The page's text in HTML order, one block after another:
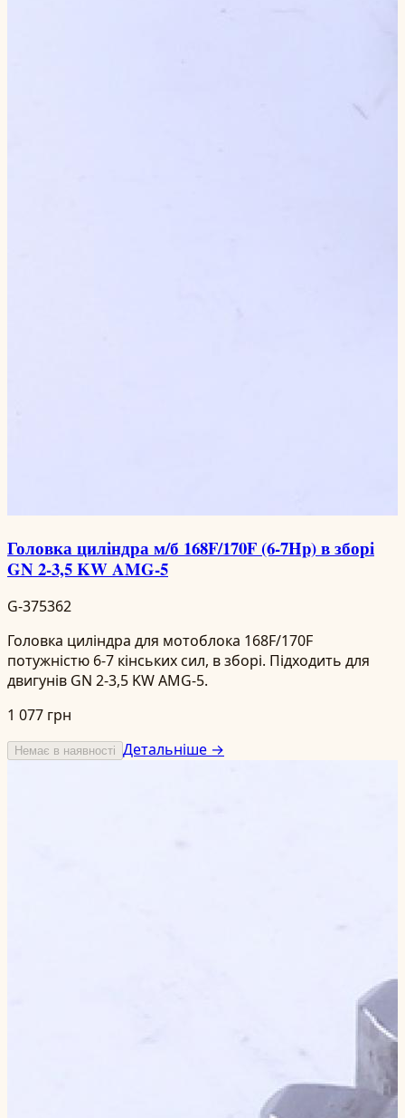
Головка циліндра м/б 168F/170F (6-7Hp) в зборі
GN 2-3,5 KW AMG-5
G-375362
Головка циліндра для мотоблока 168F/170F
потужністю 6-7 кінських сил, в зборі. Підходить для
двигунів GN 2-3,5 KW AMG-5.
1 077 грн
Немає в наявності Детальніше →